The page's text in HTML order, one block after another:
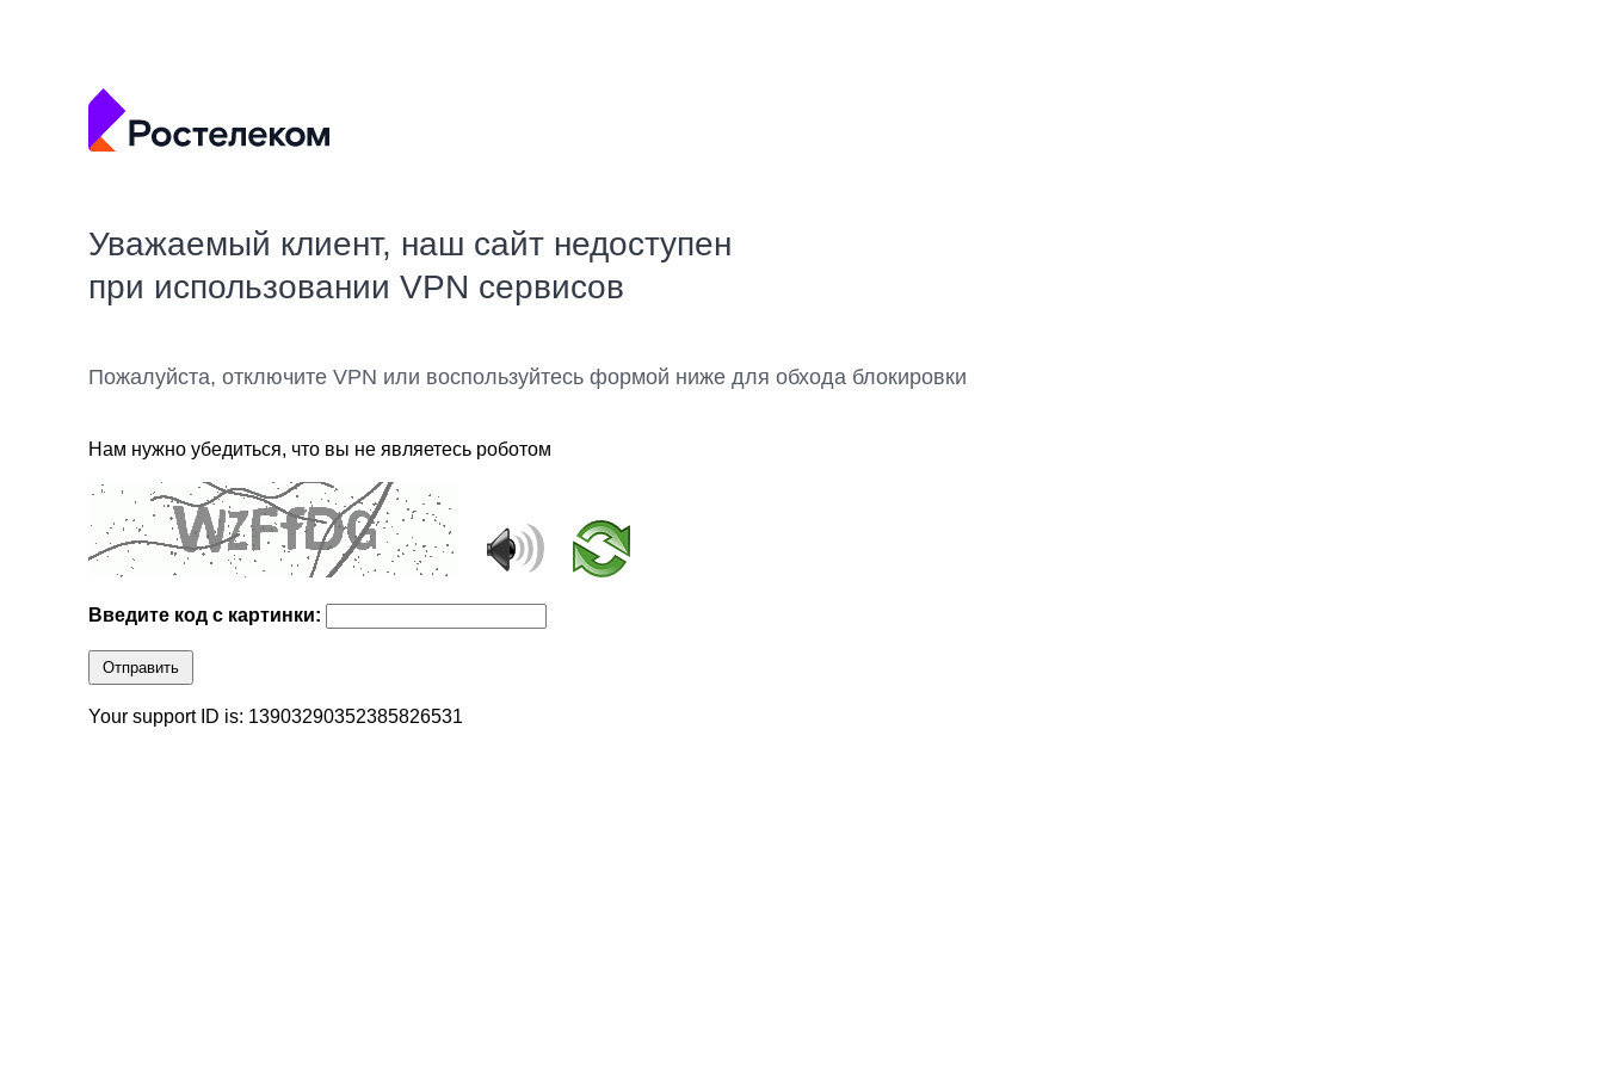
Уважаемый клиент, наш сайт недоступен
при использовании VPN сервисов
Пожалуйста, отключите VPN или воспользуйтесь формой ниже для обхода блокировки
Нам нужно убедиться, что вы не являетесь роботом
Введите код с картинки:
Отправить
Your support ID is: 13903290352385826531